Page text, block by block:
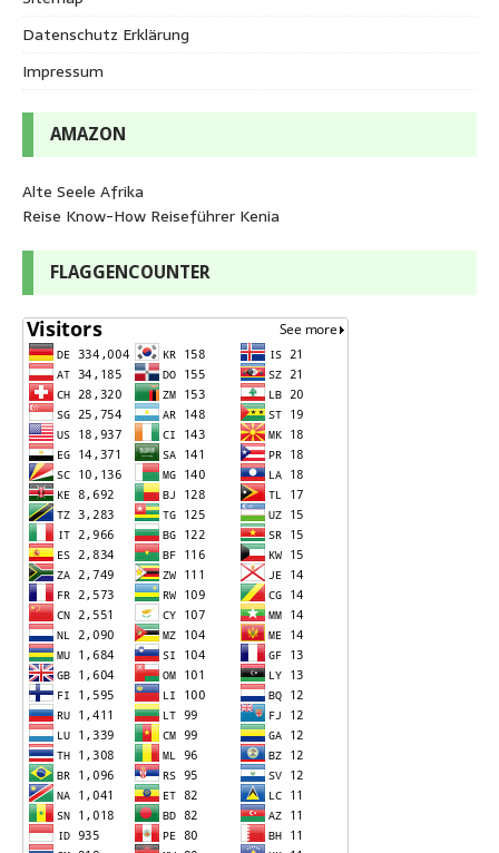
Datenschutz Erklärung
Impressum
AMAZON
Alte Seele Afrika
Reise Know-How Reiseführer Kenia
FLAGGENCOUNTER